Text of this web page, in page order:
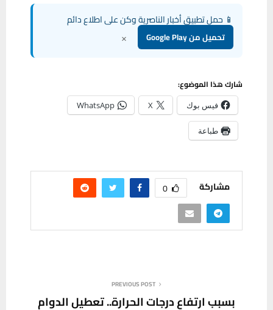
📱 حمل تطبيق أخبار الناصرية وكن على اطلاع دائم
تحميل من Google Play ×
شارك هذا الموضوع:
فيس بوك X
WhatsApp
طباعة
مشاركة 0
PREVIOUS POST
بسبب ارتفاع درجات الحرارة.. تعطيل الدوام